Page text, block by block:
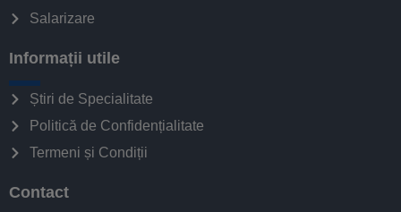
Salarizare
Informații utile
Știri de Specialitate
Politică de Confidențialitate
Termeni și Condiții
Contact